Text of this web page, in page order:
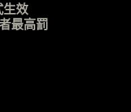
生效
最高罰